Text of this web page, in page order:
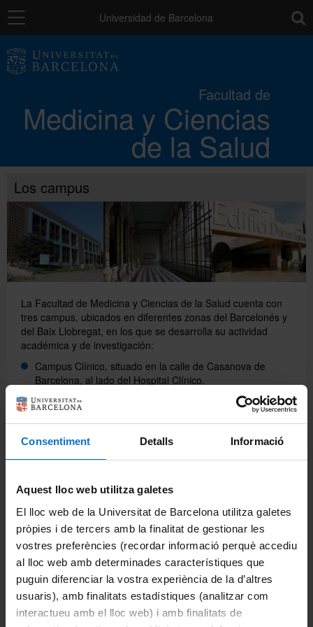
Consentiment Detalls Informació
Aquest lloc web utilitza galetes
El lloc web de la Universitat de Barcelona utilitza galetes
pròpies i de tercers amb la finalitat de gestionar les
vostres preferències (recordar informació perquè accediu
al lloc web amb determinades característiques que
puguin diferenciar la vostra experiència de la d’altres
usuaris), amb finalitats estadístiques (analitzar com
interactueu amb el lloc web) i amb finalitats de
Navegación Universidad de Barcelona
Facultad de
Medicina y Ciencias
de la Salud
Los campus
Docencia
Investigación
Movilidad
Directorio
Los campus
La Facultad de Medicina y Ciencias de la Salud cuenta con
tres campus, ubicados en diferentes zonas del Barcelonés y
del Baix Llobregat, en los que se desarrolla su actividad
académica y de investigación:
Campus Clínico, situado en la calle de Casanova de
Barcelona, al lado del Hospital Clínico.
Campus Bellvitge, situado en Hospitalet de Llobregat, en
Campus Sant Joan de Déu, situado en Esplugues de
como instalaciones y espacios en los que los estudiantes
tienen acceso a todas las herramientas necesarias para
llevar a cabo la parte más práctica de su formación.
Asimismo, los campus disponen de instalaciones destinadas
a actividades de investigación e innovación.
Compartir: